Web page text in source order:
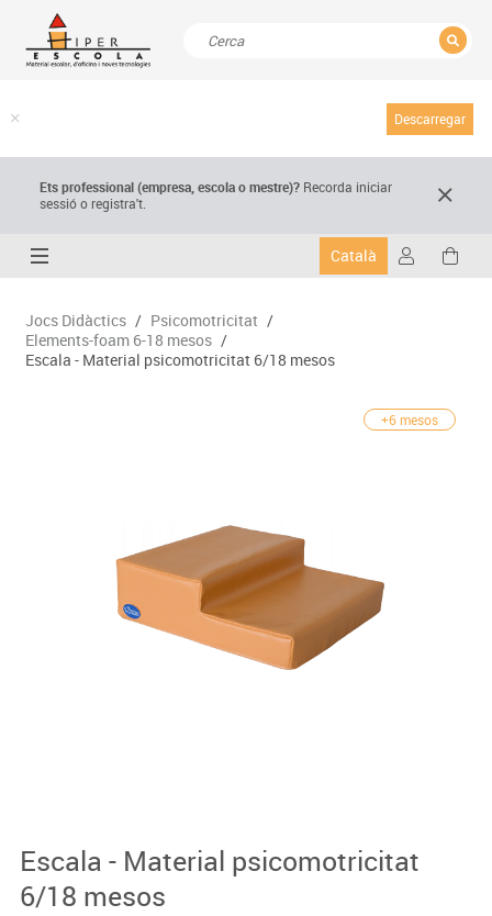
Descarregar
Ets professional (empresa,escola o mestre)? Recorda iniciar
sessió o registra't.
Català
Jocs Didàctics / Psicomotricitat /
Elements-foam 6-18 mesos /
Escala - Material psicomotricitat 6/18 mesos
+6 mesos
Escala - Material psicomotricitat
6/18 mesos